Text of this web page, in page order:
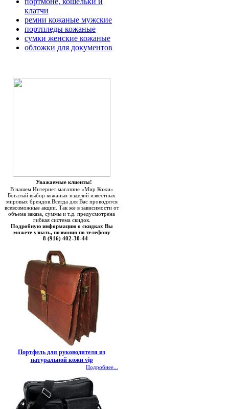
клатчи
ремни кожаные мужские
портпледы кожаные
сумки женские кожаные
обложки для документов
Уважаемые клиенты!
В нашем Интернет магазине «Мир Кожи»
Богатый выбор кожаных изделий известных
мировых брендов.Всегда для Вас проводятся
всевозможные акции. Так же в зависимости от
объема заказа, суммы и т.д. предусмотрена
гибкая система скидок.
Подробную информацию о скидках Вы
можете узнать, позвонив по телефону
8 (916) 402-30-44
Портфель для руководителя из
натуральной кожи vip
Подробнее...